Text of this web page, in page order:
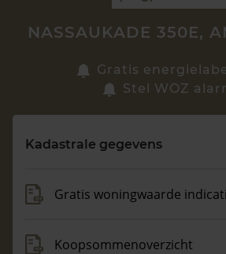
Zoek een woning
Maandag t/m vrijdag - 08:00 -18:00
NASSAUKADE 350E,
Gratis
Stel WOZ
Kadastrale gegevens
Gratis woningwaarde
Koopsommenoverzicht